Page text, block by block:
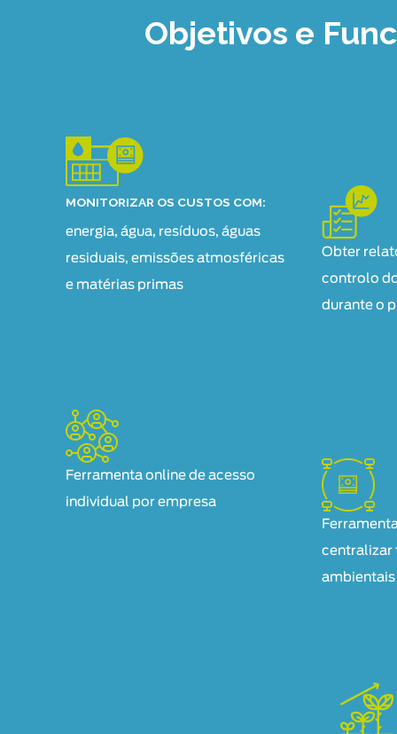
Objetivos e
MONITORIZAR OS CUSTOS COM:
energia, água, resíduos, águas
residuais, emissões atmosféricas
e matérias primas
Obter
controlo
durante o
Ferramenta online de acesso
individual por empresa
centralizar
ambientais